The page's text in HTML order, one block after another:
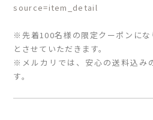
source=item_detail
※先着100名様の限定クーポンにな
とさせていただきます。
※メルカリでは、安心の送料込み
す。